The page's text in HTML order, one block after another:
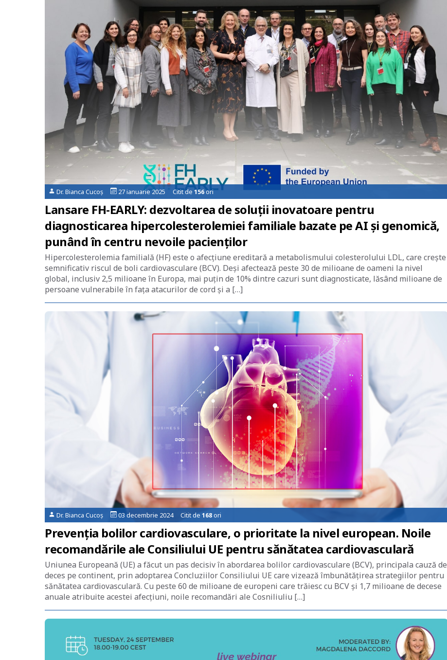
Dr. Bianca Cucoș 27 ianuarie 2025 Citit de 156ori
Lansare FH-EARLY: dezvoltarea de soluții inovatoare pentru
diagnosticarea hipercolesterolemiei familiale bazate pe AI și genomică,
punând în centru nevoile pacienților
Hipercolesterolemia familială (HF) este o afecțiune ereditară a metabolismului colesterolului LDL, care crește
semnificativ riscul de boli cardiovasculare (BCV). Deși afectează peste 30 de milioane de oameni la nivel
global, inclusiv 2,5 milioane în Europa, mai puțin de 10% dintre cazuri sunt diagnosticate, lăsând milioane de
persoane vulnerabile în fața atacurilor de cord și a […]
Dr. Bianca Cucoș 03 decembrie 2024 Citit de 168ori
Prevenția bolilor cardiovasculare, o prioritate la nivel european. Noile
recomandările ale Consiliului UE pentru sănătatea cardiovasculară
Uniunea Europeană (UE) a făcut un pas decisiv în abordarea bolilor cardiovasculare (BCV), principala cauză de
deces pe continent, prin adoptarea Concluziilor Consiliului UE care vizează îmbunătățirea strategiilor pentru
sănătatea cardiovasculară. Cu peste 60 de milioane de europeni care trăiesc cu BCV și 1,7 milioane de decese
anuale atribuite acestei afecțiuni, noile recomandări ale Cosniliuliu […]